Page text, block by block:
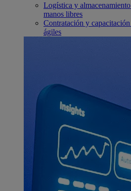
Logística y almacenamiento
manos libres
Contratación y capacitación
ágiles